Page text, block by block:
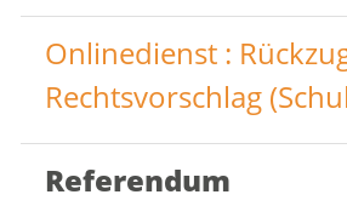
Onlinedienst :
Rechtsvorschlag
Referendum